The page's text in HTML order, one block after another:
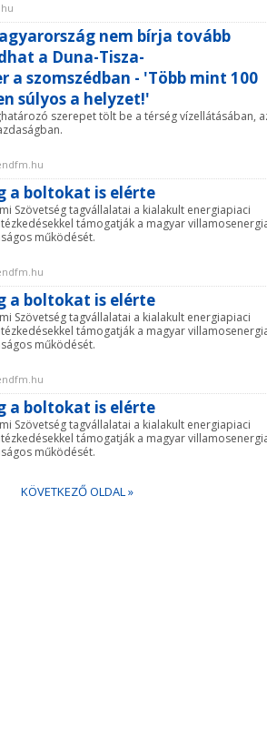
nem bírja tovább
a Duna-Tisza-
a szomszédban - 'Több mint 100
súlyos a helyzet!'
szerepet tölt be a térség vízellátásában,
a boltokat is elérte
Szövetség tagvállalatai a kialakult energiapiaci
támogatják a magyar
működését.
a boltokat is elérte
Szövetség tagvállalatai a kialakult energiapiaci
támogatják a magyar
működését.
a boltokat is elérte
Szövetség tagvállalatai a kialakult energiapiaci
támogatják a magyar
működését.
KÖVETKEZŐ OLDAL »